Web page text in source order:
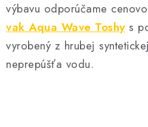
výbavu odporúčame
vak Aqua Wave Toshys
vyrobený z hrubej
neprepúšťa vodu.